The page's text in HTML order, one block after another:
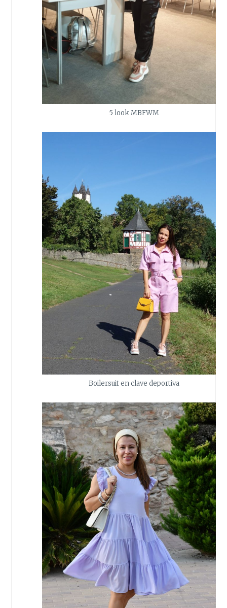
5 look MBFWM
Boilersuit en clave deportiva